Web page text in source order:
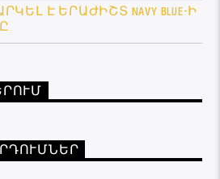
Է ԵՐԱԺԻՇՏ NAVY BLUE-Ի